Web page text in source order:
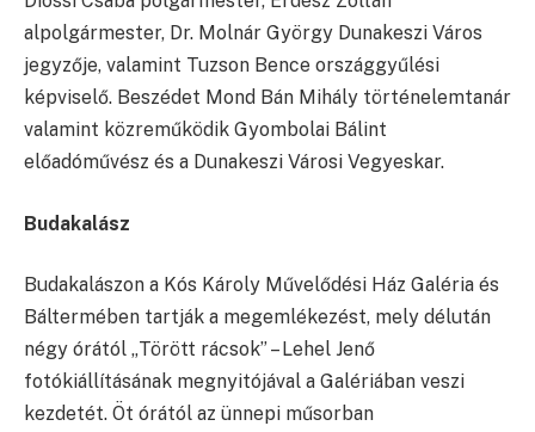
alpolgármester, Dr. Molnár György Dunakeszi Város
jegyzője, valamint Tuzson Bence országgyűlési
képviselő. Beszédet Mond Bán Mihály történelemtanár
valamint közreműködik Gyombolai Bálint
előadóművész és a Dunakeszi Városi Vegyeskar.
Budakalász
Budakalászon a Kós Károly Művelődési Ház Galéria és
Báltermében tartják a megemlékezést, mely délután
négy órától „Törött rácsok” – Lehel Jenő
fotókiállításának megnyitójával a Galériában veszi
kezdetét. Öt órától az ünnepi műsorban